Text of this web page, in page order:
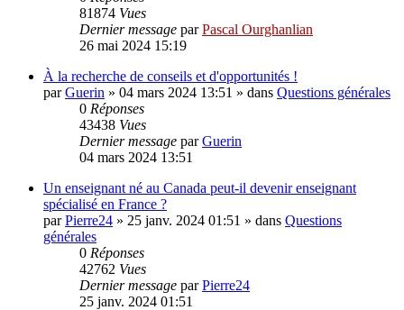
81874 Vues
Dernier message parPascal Ourghanlian
26 mai 2024 15:19
À la recherche de conseils et d'opportunités !
parGuerin » 04 mars 2024 13:51 » dans Questions générales
0 Réponses
43438 Vues
Dernier message parGuerin
04 mars 2024 13:51
Un enseignant né au Canada peut-il devenir enseignant
spécialisé en France ?
parPierre24 » 25 janv. 2024 01:51 » dans Questions
générales
0 Réponses
42762 Vues
Dernier message parPierre24
25 janv. 2024 01:51